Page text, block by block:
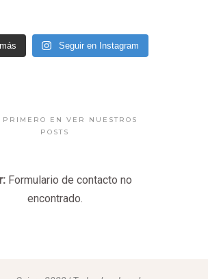
Seguir en Instagram
PRIMERO EN VER NUESTROS
POSTS
Formulario de contacto no
encontrado.